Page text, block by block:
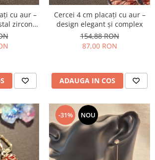
cu aur –
zirconia
Cercei 4 cm placați cu aur –
design elegant și complex
154,88 RON
87,00 RON
ADAUGA IN COS
-31% NOU